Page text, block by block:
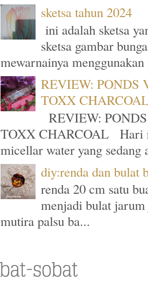
sketsa tahun 2024
ini adalah sketsa
sketsa gambar
mewarnainya
REVIEW:
TOXX
REVIEW:
TOXX CHARCOAL Hari
micellar water yang sedang
diy:renda dan bulat
renda 20 cm satu
menjadi bulat
mutira palsu ba...